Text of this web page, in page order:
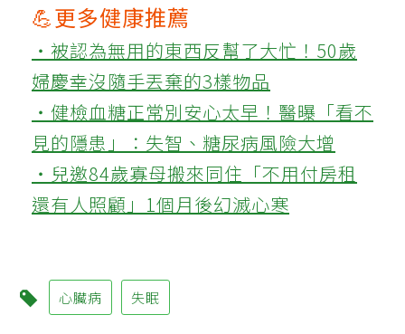
💪更多健康推薦
‧被認為無用的東西反幫了大忙！50歲
婦慶幸沒隨手丟棄的3樣物品
‧健檢血糖正常別安心太早！醫曝「看不
見的隱患」：失智、糖尿病風險大增
‧兒邀84歲寡母搬來同住「不用付房租
還有人照顧」1個月後幻滅心寒
心臟病 失眠